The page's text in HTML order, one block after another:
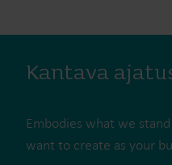
Kantava
Embodies what we
want to create as your